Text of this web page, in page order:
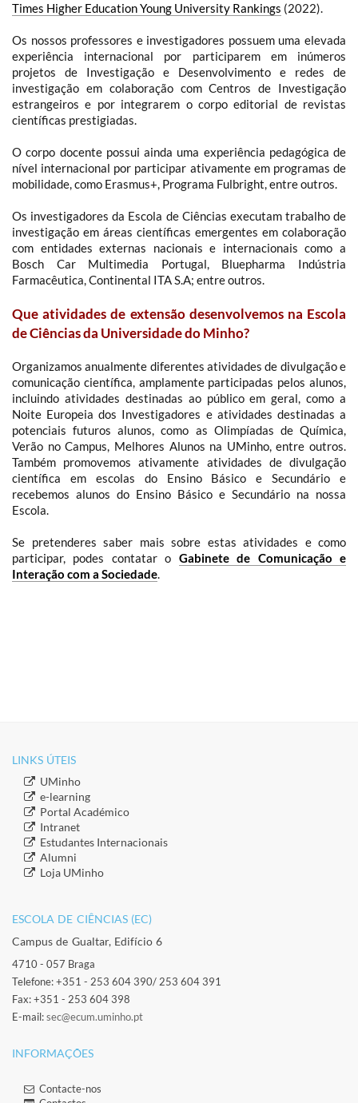
Times Higher Education Young University Rankings (2022).
Os nossos professores e investigadores possuem uma elevada
experiência internacional por participarem em inúmeros
projetos de Investigação e Desenvolvimento e redes de
investigação em colaboração com Centros de Investigação
estrangeiros e por integrarem o corpo editorial de revistas
científicas prestigiadas.
O corpo docente possui ainda uma experiência pedagógica de
nível internacional por participar ativamente em programas de
mobilidade, como Erasmus+, Programa Fulbright, entre outros.
Os investigadores da Escola de Ciências executam trabalho de
investigação em áreas científicas emergentes em colaboração
com entidades externas nacionais e internacionais como a
Bosch Car Multimedia Portugal, Bluepharma Indústria
Farmacêutica, Continental ITA S.A; entre outros.
Que atividades de extensão desenvolvemos na Escola
de Ciências da Universidade do Minho?
Organizamos anualmente diferentes atividades de divulgação e
comunicação científica, amplamente participadas pelos alunos,
incluindo atividades destinadas ao público em geral, como a
Noite Europeia dos Investigadores e atividades destinadas a
potenciais futuros alunos, como as Olimpíadas de Química,
Verão no Campus, Melhores Alunos na UMinho, entre outros.
Também promovemos ativamente atividades de divulgação
científica em escolas do Ensino Básico e Secundário e
recebemos alunos do Ensino Básico e Secundário na nossa
Escola.
Se pretenderes saber mais sobre estas atividades e como
participar, podes contatar o Gabinete de Comunicação e
Interação com a Sociedade.
LINKS ÚTEIS​
​UMinho
​e-learning
​Portal Académico
​Intranet
​Estudantes Inter​​nacionais
​Alumni
​​Loja UMinho
ESCOLA DE CIÊNCIAS (EC)​
Campus de Gualtar, Edifício 6
4710 - 057 Braga
Telefone: +351 - 253 604 390/ 253 604 391
Fax: +351 - 253 604 398
E-mail:sec@ecum.uminho.pt
INFORMAÇÕES
Contacte-nos